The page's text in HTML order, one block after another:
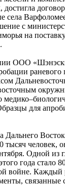
села
с
на
ООО
для
Дальнего
тысяч человек,
Одной из
года стало
войне. Каждый